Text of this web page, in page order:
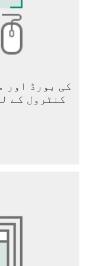
کی بورڈ اور
کنٹرول کے